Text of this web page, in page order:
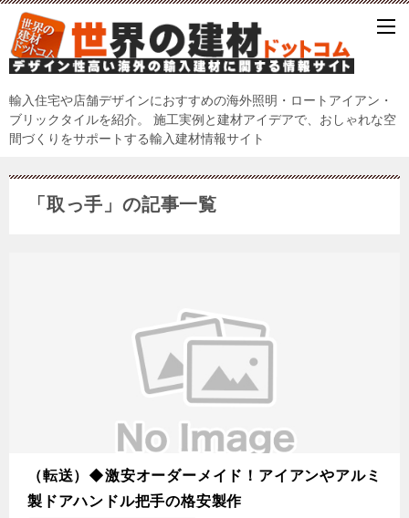
輸入住宅や店舗デザインにおすすめの海外照明・ロートアイアン・
ブリックタイルを紹介。 施工実例と建材アイデアで、おしゃれな空
間づくりをサポートする輸入建材情報サイト
「取っ手」の記事一覧
（転送）◆激安オーダーメイド！アイアンやアルミ
製ドアハンドル把手の格安製作